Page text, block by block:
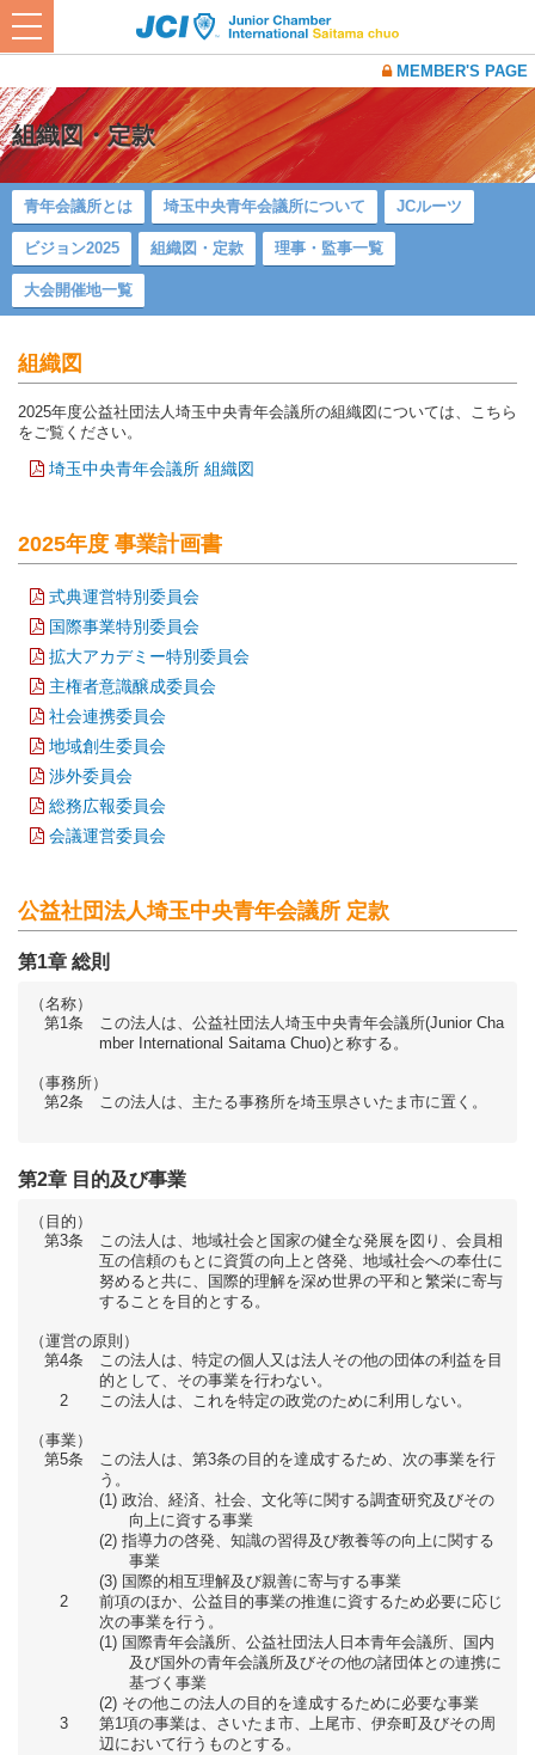
t
o
g
l
e
n
a
v
i
g
a
t
i
o
n
MEMBER'S PAGE
組織図・定款
青年会議所とは 埼玉中央青年会議所について JCルーツ
ビジョン2025 組織図・定款 理事・監事一覧
大会開催地一覧
組織図
2025年度公益社団法人埼玉中央青年会議所の組織図については、こちら
をご覧ください。
埼玉中央青年会議所 組織図
2025年度 事業計画書
式典運営特別委員会
国際事業特別委員会
拡大アカデミー特別委員会
主権者意識醸成委員会
社会連携委員会
地域創生委員会
渉外委員会
総務広報委員会
会議運営委員会
公益社団法人埼玉中央青年会議所 定款
第1章 総則
（名称）
第1条
この法人は、公益社団法人埼玉中央青年会議所(Junior Cha
mber International Saitama Chuo)と称する。
（事務所）
第2条
この法人は、主たる事務所を埼玉県さいたま市に置く。
第2章 目的及び事業
（目的）
第3条
この法人は、地域社会と国家の健全な発展を図り、会員相
互の信頼のもとに資質の向上と啓発、地域社会への奉仕に
努めると共に、国際的理解を深め世界の平和と繁栄に寄与
することを目的とする。
（運営の原則）
第4条
この法人は、特定の個人又は法人その他の団体の利益を目
的として、その事業を行わない。
2
この法人は、これを特定の政党のために利用しない。
（事業）
第5条
この法人は、第3条の目的を達成するため、次の事業を行
う。
政治、経済、社会、文化等に関する調査研究及びその
向上に資する事業
指導力の啓発、知識の習得及び教養等の向上に関する
事業
国際的相互理解及び親善に寄与する事業
2
前項のほか、公益目的事業の推進に資するため必要に応じ
次の事業を行う。
国際青年会議所、公益社団法人日本青年会議所、国内
及び国外の青年会議所及びその他の諸団体との連携に
基づく事業
その他この法人の目的を達成するために必要な事業
3
第1項の事業は、さいたま市、上尾市、伊奈町及びその周
辺において行うものとする。